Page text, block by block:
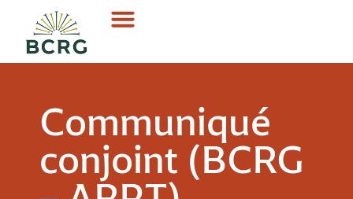
Communiqué
conjoint (BCRG